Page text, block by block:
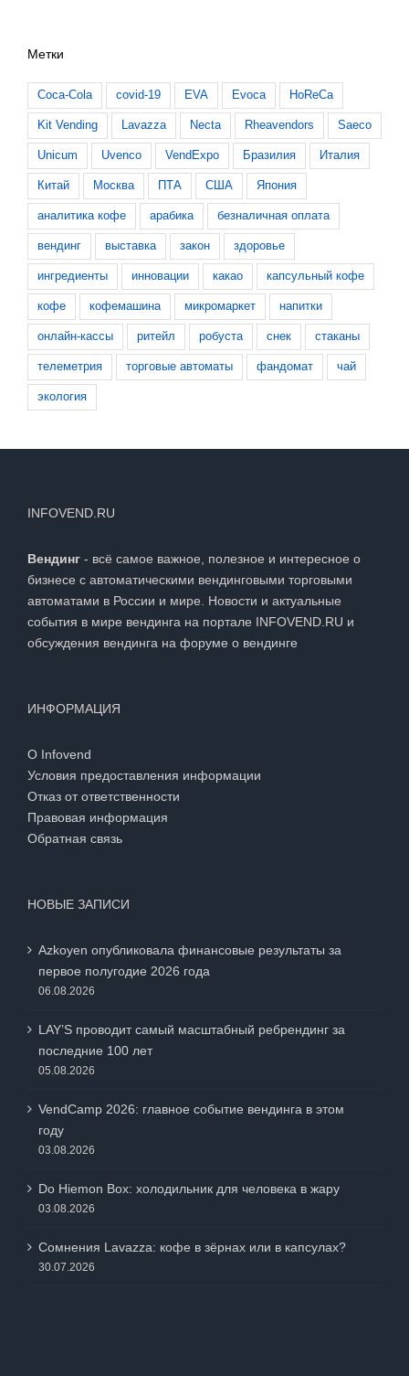
Метки
Coca-Cola covid-19 EVA Evoca HoReCa
Kit Vending Lavazza Necta Rheavendors Saeco
Unicum Uvenco VendExpo Бразилия Италия
Китай Москва ПТА США Япония
аналитика кофе арабика безналичная оплата
вендинг выставка закон здоровье
ингредиенты инновации какао капсульный кофе
кофе кофемашина микромаркет напитки
онлайн-кассы ритейл робуста снек стаканы
телеметрия торговые автоматы фандомат чай
экология
INFOVEND.RU
Вендинг - всё самое важное, полезное и интересное о
бизнесе с автоматическими вендинговыми торговыми
автоматами в России и мире. Новости и актуальные
события в мире вендинга на портале INFOVEND.RU и
обсуждения вендинга на форуме о вендинге
ИНФОРМАЦИЯ
О Infovend
Условия предоставления информации
Отказ от ответственности
Правовая информация
Обратная связь
НОВЫЕ ЗАПИСИ
Azkoyen опубликовала финансовые результаты за
первое полугодие 2026 года
06.08.2026
LAY’S проводит самый масштабный ребрендинг за
последние 100 лет
05.08.2026
VendCamp 2026: главное событие вендинга в этом
году
03.08.2026
Do Hiemon Box: холодильник для человека в жару
03.08.2026
Сомнения Lavazza: кофе в зёрнах или в капсулах?
30.07.2026